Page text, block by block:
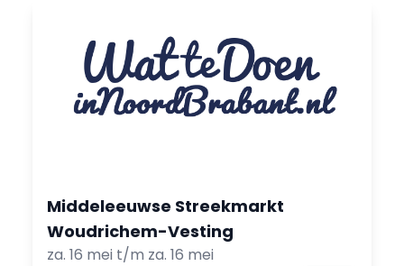
Middeleeuwse Streekmarkt
Woudrichem-Vesting
za. 16 mei t/m za. 16 mei